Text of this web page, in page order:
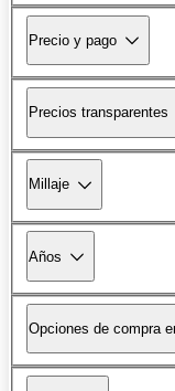
Precio y pago
Precios transparentes
Millaje
Años
Opciones de compra